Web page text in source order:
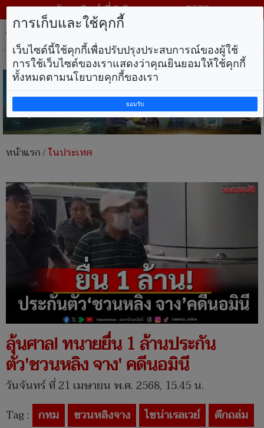
วันอาทิตย์ ที่ 9 สิงหาคม พ.ศ. 2569
หน้าแรก/ในประเทศ
ลุ้นศาล! ทนายยื่น 1 ล้านประกัน
ตัว'ชวนหลิง จาง' คดีนอมินี
วันจันทร์ ที่ 21 เมษายน พ.ศ. 2568, 15.45 น.
Tag : กทม ชวนหลิงจาง ไชน่าเรลเวย์
ตึกถล่ม
การเก็บและใช้คุกกี้
เว็บไซต์นี้ใช้คุกกี้เพื่อปรับปรุงประสบการณ์ของผู้ใช้
การใช้เว็บไซต์ของเราแสดงว่าคุณยินยอมให้ใช้คุกกี้
ทั้งหมดตามนโยบายคุกกี้ของเรา
ยอมรับ